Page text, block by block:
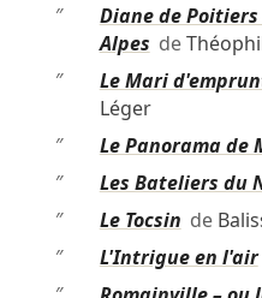
″
Diane de Poitiers
Alpes de
″
Le Mari
Léger
″
Le Panorama de
″
Les Bateliers du
″
Le Tocsin de
″
L'Intrigue en l'air